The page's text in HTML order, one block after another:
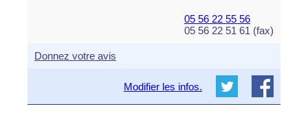
05 56 22 55 56
05 56 22 51 61 (fax)
Donnez votre avis
Modifier les infos.